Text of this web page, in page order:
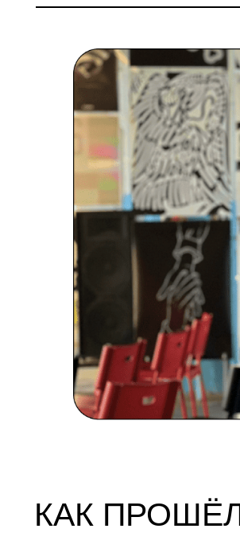
КАК ПРОШЁЛ